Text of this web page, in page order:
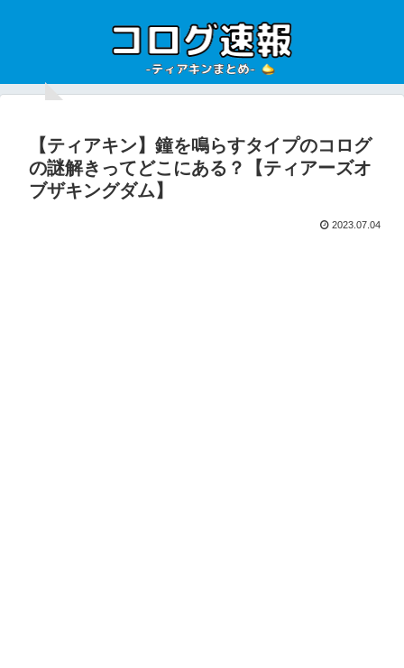
【ティアキン】鐘を鳴らすタイプのコログ
の謎解きってどこにある？【ティアーズオ
ブザキングダム】
2023.07.04